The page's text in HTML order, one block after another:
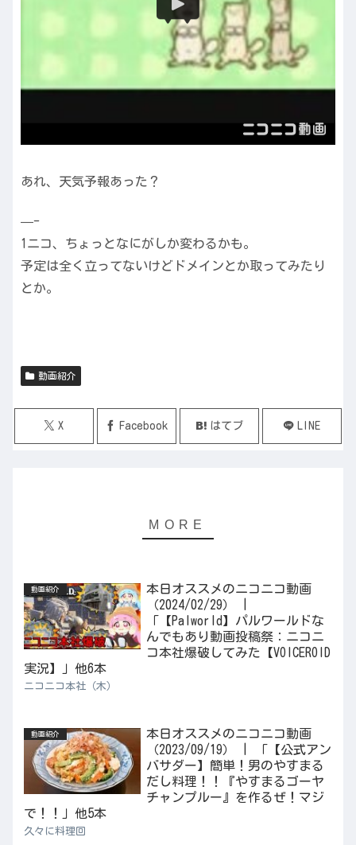
あれ、天気予報あった？
—-
1ニコ、ちょっとなにがしか変わるかも。
予定は全く立ってないけどドメインとか取ってみたり
とか。
動画紹介
X Facebook はてブ LINE
動画紹介
本日オススメのニコニコ動画
（2024/02/29） |
「【Palworld】パルワールドな
んでもあり動画投稿祭：ニコニ
コ本社爆破してみた【VOICEROID
実況】」他6本
ニコニコ本社（木）
動画紹介
本日オススメのニコニコ動画
（2023/09/19） | 「【公式アン
バサダー】簡単！男のやすまる
だし料理！！『やすまるゴーヤ
チャンプルー』を作るぜ！マジ
で！！」他5本
久々に料理回